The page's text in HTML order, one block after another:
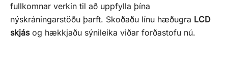
fullkomnar verkin til að uppfylla þína
nýskráningarstöðu þarft. Skoðaðu línu hæðugra LCD
skjásog hækkjaðu sýnileika viðar forðastofu nú.